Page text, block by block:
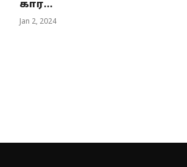
கார...
Jan 2, 2024